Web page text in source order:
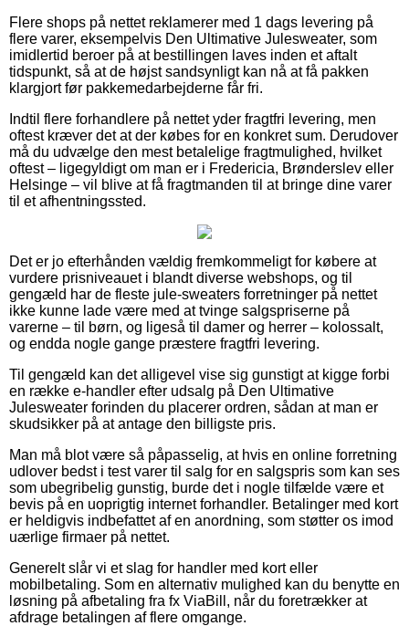
Flere shops på nettet reklamerer med 1 dags levering på
flere varer, eksempelvis Den Ultimative Julesweater, som
imidlertid beroer på at bestillingen laves inden et aftalt
tidspunkt, så at de højst sandsynligt kan nå at få pakken
klargjort før pakkemedarbejderne får fri.
Indtil flere forhandlere på nettet yder fragtfri levering, men
oftest kræver det at der købes for en konkret sum. Derudover
må du udvælge den mest betalelige fragtmulighed, hvilket
oftest – ligegyldigt om man er i Fredericia, Brønderslev eller
Helsinge – vil blive at få fragtmanden til at bringe dine varer
til et afhentningssted.
Det er jo efterhånden vældig fremkommeligt for købere at
vurdere prisniveauet i blandt diverse webshops, og til
gengæld har de fleste jule-sweaters forretninger på nettet
ikke kunne lade være med at tvinge salgspriserne på
varerne – til børn, og ligeså til damer og herrer – kolossalt,
og endda nogle gange præstere fragtfri levering.
Til gengæld kan det alligevel vise sig gunstigt at kigge forbi
en række e-handler efter udsalg på Den Ultimative
Julesweater forinden du placerer ordren, sådan at man er
skudsikker på at antage den billigste pris.
Man må blot være så påpasselig, at hvis en online forretning
udlover bedst i test varer til salg for en salgspris som kan ses
som ubegribelig gunstig, burde det i nogle tilfælde være et
bevis på en uoprigtig internet forhandler. Betalinger med kort
er heldigvis indbefattet af en anordning, som støtter os imod
uærlige firmaer på nettet.
Generelt slår vi et slag for handler med kort eller
mobilbetaling. Som en alternativ mulighed kan du benytte en
løsning på afbetaling fra fx ViaBill, når du foretrækker at
afdrage betalingen af flere omgange.